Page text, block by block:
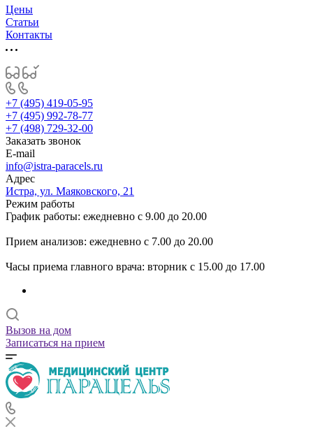
Цены
Статьи
Контакты
+7 (495) 419-05-95
+7 (495) 992-78-77
+7 (498) 729-32-00
Заказать звонок
E-mail
info@istra-paracels.ru
Адрес
Истра, ул. Маяковского, 21
Режим работы
График работы: ежедневно с 9.00 до 20.00
Прием анализов: ежедневно с 7.00 до 20.00
Часы приема главного врача: вторник с 15.00 до 17.00
Вызов на дом
Записаться на прием